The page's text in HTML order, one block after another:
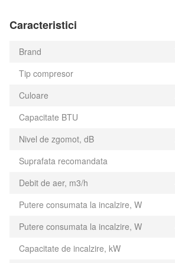
Caracteristici
Brand
Tip compresor
Culoare
Capacitate BTU
Nivel de zgomot, dB
Suprafata recomandata
Debit de aer, m3/h
Putere consumata la incalzire, W
Putere consumata la incalzire, W
Capacitate de incalzire, kW